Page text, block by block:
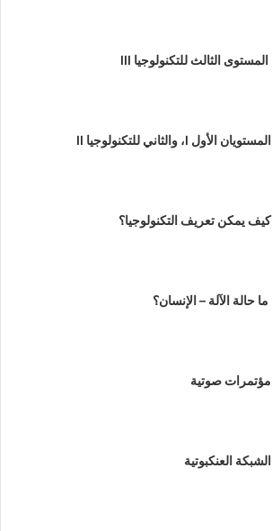
المستوى الثالث للتكنولوجيا III
المستويان الأول I، والثاني للتكنولوجيا II
كيف يمكن تعريف التكنولوجيا؟
ما حالة الآلة – الإنسان؟
مؤتمرات صوتية
الشبكة العنكبوتية